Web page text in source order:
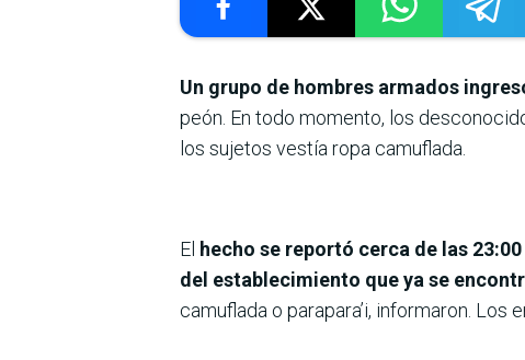
Un grupo de hombres armados
peón. En todo momento, los
los sujetos vestía ropa camuflada.
El hecho se reportó cerca de las
del establecimiento que ya se
camuflada o parapara’i, informaron.